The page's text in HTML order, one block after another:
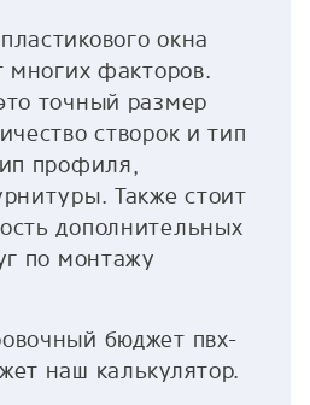
окна
многих факторов.
точный размер
створок и тип
профиля,
Также стоит
дополнительных
по монтажу
бюджет пвх-
наш калькулятор.